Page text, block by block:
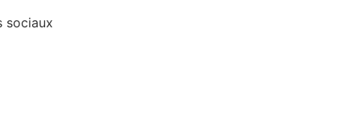
sociaux